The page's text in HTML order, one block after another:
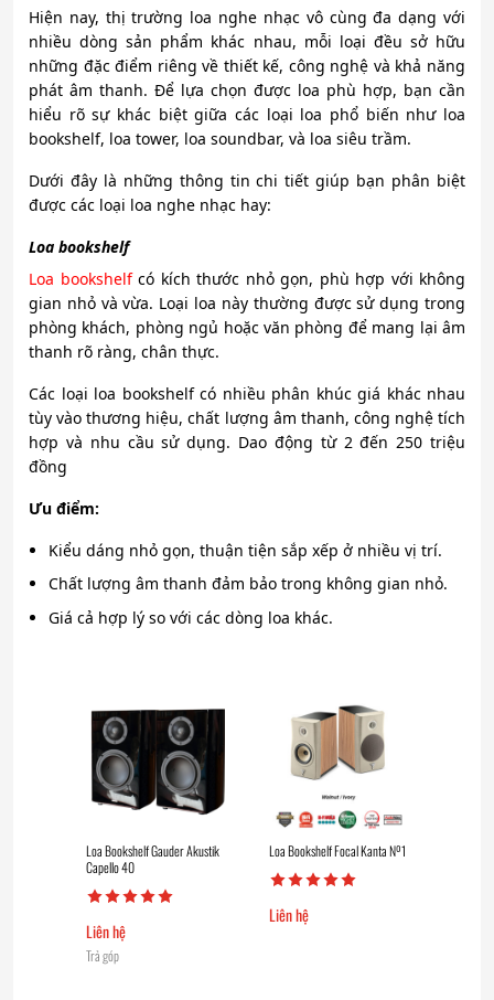
Hiện nay, thị trường loa nghe nhạc vô cùng đa dạng với
nhiều dòng sản phẩm khác nhau, mỗi loại đều sở hữu
những đặc điểm riêng về thiết kế, công nghệ và khả năng
phát âm thanh. Để lựa chọn được loa phù hợp, bạn cần
hiểu rõ sự khác biệt giữa các loại loa phổ biến như loa
bookshelf, loa tower, loa soundbar, và loa siêu trầm.
Dưới đây là những thông tin chi tiết giúp bạn phân biệt
được các loại loa nghe nhạc hay:
Loa bookshelf
Loa bookshelfcó kích thước nhỏ gọn, phù hợp với không
gian nhỏ và vừa. Loại loa này thường được sử dụng trong
phòng khách, phòng ngủ hoặc văn phòng để mang lại âm
thanh rõ ràng, chân thực.
Các loại loa bookshelf có nhiều phân khúc giá khác nhau
tùy vào thương hiệu, chất lượng âm thanh, công nghệ tích
hợp và nhu cầu sử dụng. Dao động từ 2 đến 250 triệu
đồng
Ưu điểm:
Kiểu dáng nhỏ gọn, thuận tiện sắp xếp ở nhiều vị trí.
Chất lượng âm thanh đảm bảo trong không gian nhỏ.
Giá cả hợp lý so với các dòng loa khác.
Loa Bookshelf Gauder Akustik
Capello 40
Liên hệ
Trả góp
Loa Bookshelf Focal Kanta Nº1
Liên hệ